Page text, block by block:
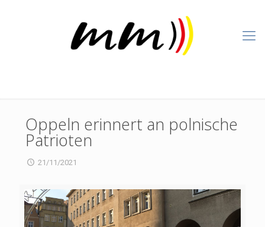
Oppeln erinnert an polnische
Patrioten
21/11/2021